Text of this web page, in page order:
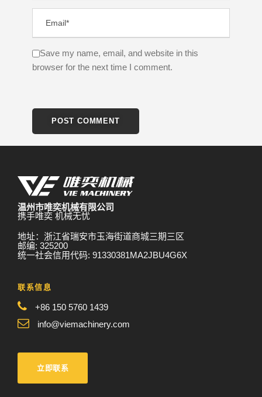
Save my name, email, and website in this
browser for the next time I comment.
温州市唯奕机械有限公司
携手唯奕 机械无忧
地址：浙江省瑞安市玉海街道商城三期三区
邮编: 325200
统一社会信用代码: 91330381MA2JBU4G6X
联系信息
+86 150 5760 1439
info@viemachinery.com
立即联系